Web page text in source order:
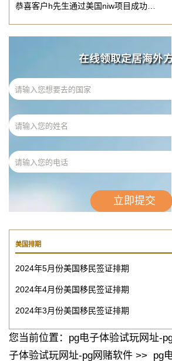
恭喜客户h先生通过美国niw项目成功…
在线领取定居海外
美国排期
2024年5月份美国移民签证排期
2024年4月份美国移民签证排期
2024年3月份美国移民签证排期
您当前位置： pg电子体验试玩网址-
子体验试玩网址-pg网赌软件 >> pg